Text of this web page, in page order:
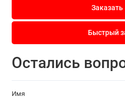
Заказать
Быстрый
Остались
Имя